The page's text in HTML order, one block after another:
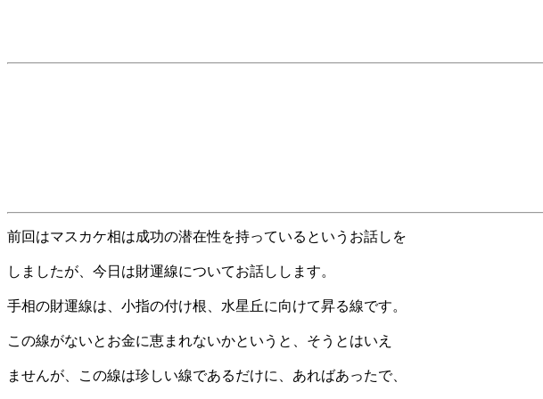
前回はマスカケ相は成功の潜在性を持っているというお話しを
しましたが、今日は財運線についてお話しします。
手相の財運線は、小指の付け根、水星丘に向けて昇る線です。
この線がないとお金に恵まれないかというと、そうとはいえ
ませんが、この線は珍しい線であるだけに、あればあったで、